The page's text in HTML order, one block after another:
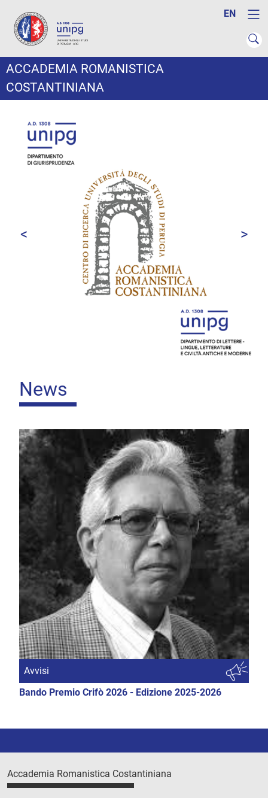
EN
ACCADEMIA ROMANISTICA
COSTANTINIANA
<Prec >
Home
News
Avvisi
Bando Premio Crifò 2026 - Edizione 2025-2026
Accademia Romanistica Costantiniana